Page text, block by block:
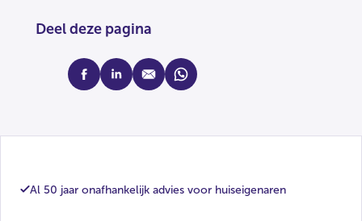
Deel deze pagina
facebooklinkedinmail whatsapp
Al 50 jaar onafhankelijk advies voor huiseigenaren